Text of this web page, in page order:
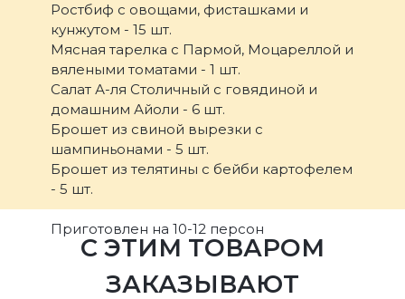
Ростбиф с овощами, фисташками и
кунжутом - 15 шт.
Мясная тарелка с Пармой, Моцареллой и
вялеными томатами - 1 шт.
Салат А-ля Столичный с говядиной и
домашним Айоли - 6 шт.
Брошет из свиной вырезки с
шампиньонами - 5 шт.
Брошет из телятины с бейби картофелем
- 5 шт.
Приготовлен на 10-12 персон
С ЭТИМ ТОВАРОМ
ЗАКАЗЫВАЮТ